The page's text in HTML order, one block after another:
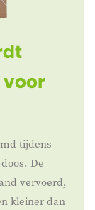
tijdens
De
vervoerd,
kleiner dan